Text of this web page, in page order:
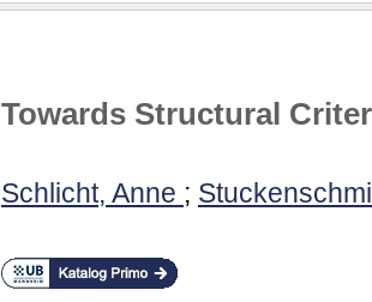
Towards Structural
Schlicht, Anne ;